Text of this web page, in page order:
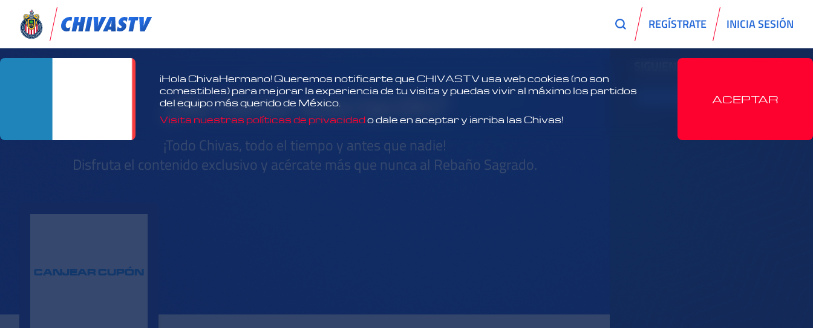
REGÍSTRATE INICIA SESIÓN
¿No tienes suscripción?
¡Todo Chivas, todo el tiempo y antes que nadie!
Disfruta el contenido exclusivo y acércate más que nunca al Rebaño Sagrado.
CANJEAR CUPÓN
SIGUIENTES
VER AHORA
¡Hola ChivaHermano! Queremos notificarte que CHIVASTV usa web cookies (no son
comestibles) para mejorar la experiencia de tu visita y puedas vivir al máximo los partidos
del equipo más querido de México.
Visita nuestras políticas de privacidado dale en aceptar y ¡arriba las Chivas!
ACEPTAR